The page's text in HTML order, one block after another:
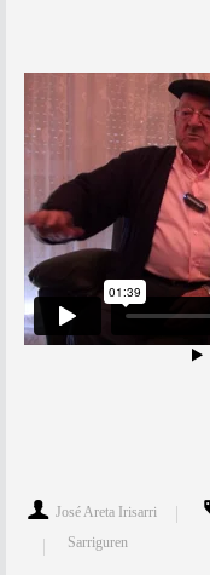
José Areta Irisarri
Sarriguren